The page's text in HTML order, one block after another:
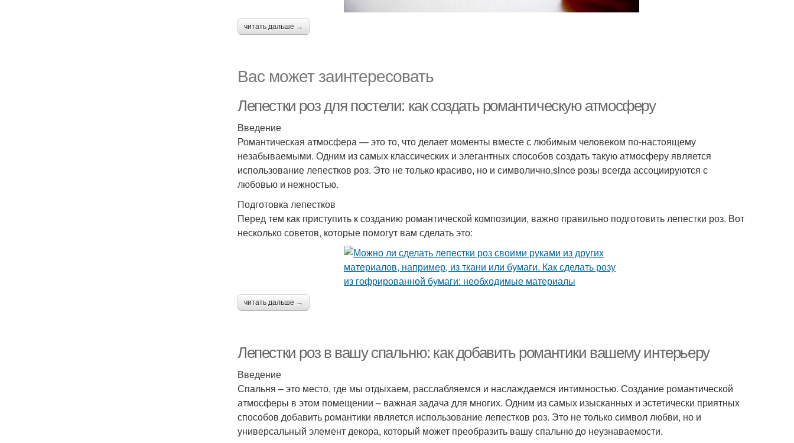
читать дальше →
Вас может заинтересовать
Лепестки роз для постели: как создать романтическую атмосферу
Введение
Романтическая атмосфера — это то, что делает моменты вместе с любимым человеком по-настоящему
незабываемыми. Одним из самых классических и элегантных способов создать такую атмосферу является
использование лепестков роз. Это не только красиво, но и символично,since розы всегда ассоциируются с
любовью и нежностью.
Подготовка лепестков
Перед тем как приступить к созданию романтической композиции, важно правильно подготовить лепестки роз. Вот
несколько советов, которые помогут вам сделать это:
читать дальше →
Лепестки роз в вашу спальню: как добавить романтики вашему интерьеру
Введение
Спальня – это место, где мы отдыхаем, расслабляемся и наслаждаемся интимностью. Создание романтической
атмосферы в этом помещении – важная задача для многих. Одним из самых изысканных и эстетически приятных
способов добавить романтики является использование лепестков роз. Это не только символ любви, но и
универсальный элемент декора, который может преобразить вашу спальню до неузнаваемости.